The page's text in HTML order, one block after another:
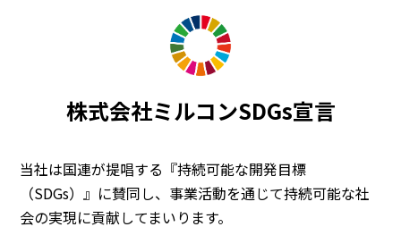
株式会社ミルコンSDGs宣言
当社は国連が提唱する『持続可能な開発目標
（SDGs）』に賛同し、事業活動を通じて持続可能な社
会の実現に貢献してまいります。